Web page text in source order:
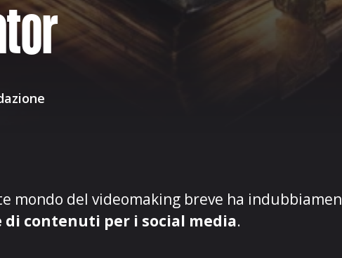
mondo del videomaking breve ha
di contenuti per i social media.